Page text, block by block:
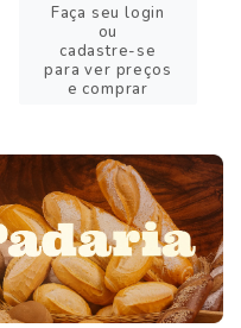
Faça seu login
ou
cadastre-se
para ver preços
e comprar